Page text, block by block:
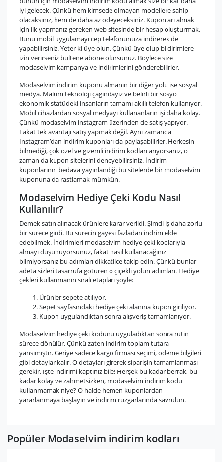
iyi gelecek. Çünkü hem kimsede olmayan modellere sahip
olacaksınız, hem de daha az ödeyeceksiniz. Kuponları almak
için ilk yapmanız gereken web sitesinde bir hesap oluşturmak.
Bunu mobil uygulamayı cep telefonunuza indirerek de
yapabilirsiniz. Yeter ki üye olun. Çünkü üye olup bildirimlere
izin verirseniz bültene abone olursunuz. Böylece size
modaselvim kampanya ve indirimlerini gönderebilirler.
Modaselvim indirim kuponu almanın bir diğer yolu ise sosyal
medya. Malum teknoloji çağındayız ve belirli bir sosyo
ekonomik statüdeki insanların tamamı akıllı telefon kullanıyor.
Mobil cihazlardan sosyal medyayı kullananların işi daha kolay.
Çünkü modaselvim instagram üzerinden de satış yapıyor.
Fakat tek avantajı satış yapmak değil. Aynı zamanda
Instagram’dan indirim kuponları da paylaşabilirler. Herkesin
bilmediği, çok özel ve gizemli indirim kodları arıyorsanız, o
zaman da kupon sitelerini deneyebilirsiniz. İndirim
kuponlarının bedava yayınlandığı bu sitelerde bir modaselvim
kuponuna da rastlamak mümkün.
Modaselvim Hediye Çeki Kodu Nasıl
Kullanılır?
Demek satın alınacak ürünlere karar verildi. Şimdi iş daha zorlu
bir sürece girdi. Bu sürecin gayesi fazladan indrim elde
edebilmek. İndirimleri modaselvim hediye çeki kodlarıyla
almayı düşünüyorsunuz, fakat nasıl kullanacağınızı
bilmiyorsanız bu adımları dikkatlice takip edin. Çünkü bunlar
adeta sizleri tasarrufa götüren o çiçekli yolun adımları. Hediye
çekleri kullanmanın sıralı etapları şöyle:
Ürünler sepete atılıyor.
Sepet sayfasındaki hediye çeki alanına kupon giriliyor.
Kupon uygulandıktan sonra alışveriş tamamlanıyor.
Modaselvim hediye çeki kodunu uyguladıktan sonra rutin
sürece dönülür. Çünkü zaten indirim toplam tutara
yansımıştır. Geriye sadece kargo firması seçimi, ödeme bilgileri
gibi detaylar kalır. O detayları girerek siparişin tamamlanması
gerekir. İşte indirimi kaptınız bile! Herşek bu kadar berrak, bu
kadar kolay ve zahmetsizken, modaselvim indirim kodu
kullanmamak niye? O halde hemen kuponlardan
yararlanmaya başlayın ve indirim rüzgarlarında savrulun.
Popüler Modaselvim indirim kodları